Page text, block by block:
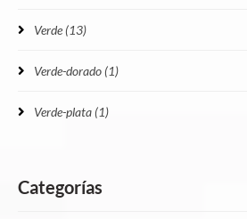
Verde (13)
Verde-dorado (1)
Verde-plata (1)
Categorías